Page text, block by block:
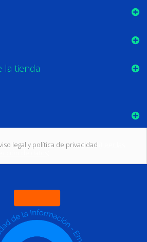
la tienda
legal y política de privacidad